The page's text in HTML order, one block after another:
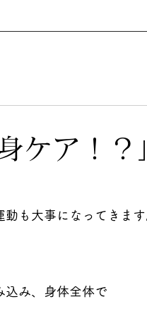
ケア！？
動も大事になってきま
込み、身体全体で